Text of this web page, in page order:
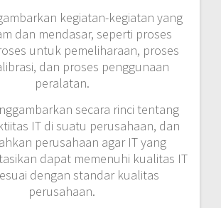
kegiatan-kegiatan yang
dan mendasar, seperti proses
untuk pemeliharaan, proses
dan proses penggunaan
peralatan.
secara rinci tentang
IT di suatu perusahaan, dan
perusahaan agar IT yang
dapat memenuhi kualitas IT
dengan standar kualitas
perusahaan.